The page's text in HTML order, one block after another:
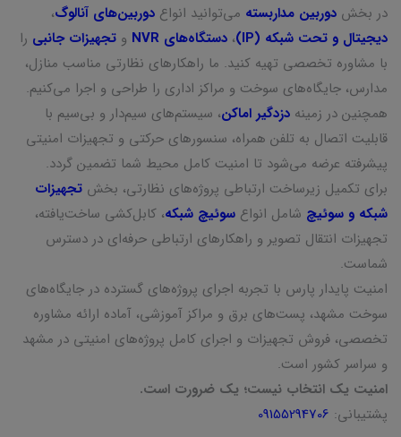
در بخش دوربین مداربسته می‌توانید انواع دوربین‌های آنالوگ،
دیجیتال و تحت شبکه (IP)
، دستگاه‌های NVR و تجهیزات جانبی را
با مشاوره تخصصی تهیه کنید. ما راهکارهای نظارتی مناسب منازل،
مدارس، جایگاه‌های سوخت و مراکز اداری را طراحی و اجرا می‌کنیم.
همچنین در زمینه دزدگیر اماکن، سیستم‌های سیم‌دار و بی‌سیم با
قابلیت اتصال به تلفن همراه، سنسورهای حرکتی و تجهیزات امنیتی
پیشرفته عرضه می‌شود تا امنیت کامل محیط شما تضمین گردد.
برای تکمیل زیرساخت ارتباطی پروژه‌های نظارتی، بخش تجهیزات
شبکه و سوئیچ شامل انواع سوئیچ شبکه، کابل‌کشی ساخت‌یافته،
تجهیزات انتقال تصویر و راهکارهای ارتباطی حرفه‌ای در دسترس
شماست.
امنیت پایدار پارس با تجربه اجرای پروژه‌های گسترده در جایگاه‌های
سوخت مشهد، پست‌های برق و مراکز آموزشی، آماده ارائه مشاوره
تخصصی، فروش تجهیزات و اجرای کامل پروژه‌های امنیتی در مشهد
و سراسر کشور است.
امنیت یک انتخاب نیست؛ یک ضرورت است.
پشتیبانی: 09155294706